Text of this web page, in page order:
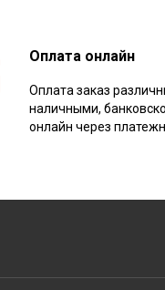
Оплата онлайн
Оплата заказ
наличными,
онлайн через